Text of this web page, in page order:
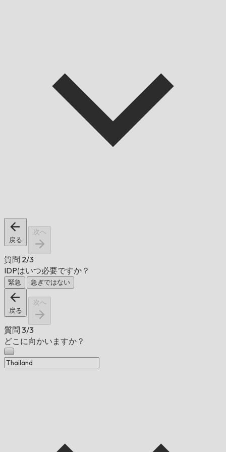
戻る
次へ
質問 2/3
IDPはいつ必要ですか？
緊急 急ぎではない
戻る
次へ
質問 3/3
どこに向かいますか？